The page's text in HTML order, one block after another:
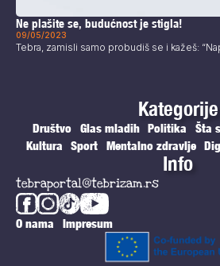
Ne plašite se, budućnost je stigla!
09/05/2023
Tebra, zamisli samo probudiš se i kažeš:
Kategorije
Društvo Glas mladih Politika Šta
Kultura
Sport Mentalno zdravlje
Info
tebraportal@tebrizam.rs
O nama Impresum